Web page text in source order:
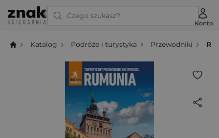
Czego szukasz?
Konto
Katalog Podróże i turystyka Przewodniki